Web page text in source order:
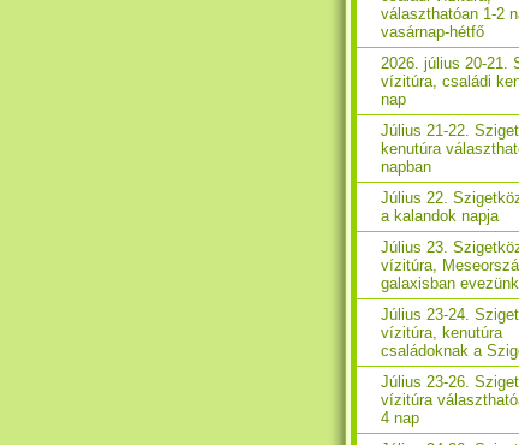
választhatóan 1-2
vasárnap-hétfő
2026. július 20-21.
vízitúra, családi
nap
Július 21-22.
kenutúra
napban
Július 22.
a kalandok napja
Július 23.
vízitúra,
galaxisban evezünk
Július 23-24.
vízitúra, kenutúra
családoknak a
Július 23-26.
vízitúra
4 nap